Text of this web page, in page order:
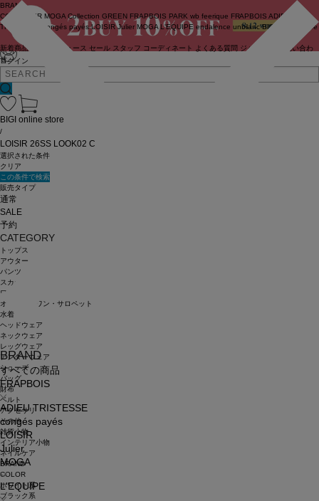
ログイン
BRAND
COUTURIER MOGA Collection GREEN FRAPBOIS PARK wb feerique FRAPBOIS ADIEU
TRISTESSE
congés payés LOISIR Julier MOGA L'EQUIPE endalence unbilanc BIGI online store
新着商品 ニュース セール スタッフ コーディネート よくある質問 ジャーナル
お問い合わ
せ
BRAND
すべての商品
FRAPBOIS
ADIEU TRISTESSE
congés payés
LOISIR
Julier
MOGA
L'EQUIPE
BIGI online store
/
LOISIR 26SS LOOK02 C
選択された条件
クリア
この条件で検索
販売タイプ
通常
SALE
予約
CATEGORY
トップス
アウター
パンツ
スカート
ワンピース
オールインワン・サロペット
水着
ヘッドウェア
ネックウェア
レッグウェア
アンダーウェア
シューズ
バッグ
財布
ベルト
アクセサリ
その他
雑貨小物
インテリア小物
ネイルケア
BRAND
COLOR
ホワイト系
ブラック系